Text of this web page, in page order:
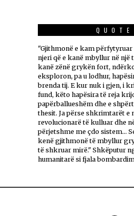
QUOTE
"Gjithmonë e kam
njeri që e kanë mbyllur në një
kanë zënë grykën fort,
eksploron, pa u lodhur,
brenda tij. E kur nuk i gjen, i
fund, këto hapësira të reja
papërballueshëm dhe e
thesit. Ja përse shkrimtarët e
revolucionarë të kulluar dhe
përjetshme me çdo sistem...
kenë gjithmonë të mbyllur
të shkruar mirë." Shkëputur
humanitarë si fjala